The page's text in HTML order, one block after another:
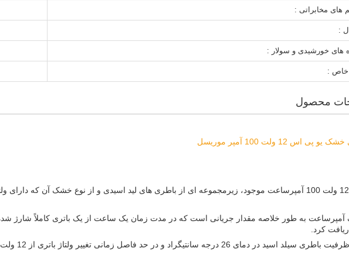
های مخابراتی :
:
های خورشیدی و سولار :
خاص :
محصول
پی اس 12 ولت 100 آمپر موریسل
آمپرساعت به طور خلاصه مقدار جریانی است که در مدت زمان یک ساعت از یک باتری کاملاً شارژ شده
کرد.
اسید در دمای 26 درجه سانتیگراد و در حد فاصل زمانی تغییر ولتاژ باتری از 12 ولت به 10/5 ولت اندازه گیری می شود.